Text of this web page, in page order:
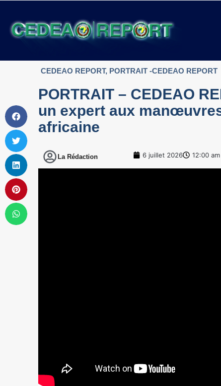
CEDEAO REPORT, PORTRAIT -CEDEAO REPORT
PORTRAIT – CEDEAO
un expert aux
africaine
La Rédaction 6 juillet 2026 12:00 am